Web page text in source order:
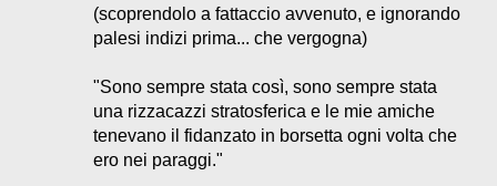
(scoprendolo a fattaccio avvenuto, e ignorando
palesi indizi prima... che vergogna)
"Sono sempre stata così, sono sempre stata
una rizzacazzi stratosferica e le mie amiche
tenevano il fidanzato in borsetta ogni volta che
ero nei paraggi."